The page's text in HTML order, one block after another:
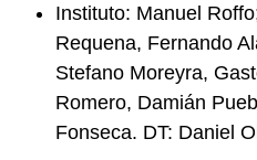
Instituto: Manuel
Requena, Fernando
Stefano Moreyra,
Romero, Damián
Fonseca. DT: Daniel